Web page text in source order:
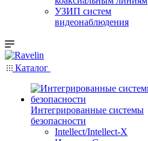
УЗИП систем
видеонаблюдения
Каталог
Интегрированные системы
безопасности
Intellect/Intellect-X